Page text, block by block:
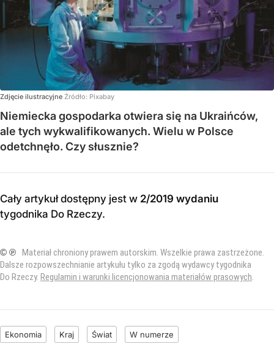
Zdjęcie ilustracyjne Źródło: Pixabay
Niemiecka gospodarka otwiera się na Ukraińców,
ale tych wykwalifikowanych. Wielu w Polsce
odetchnęło. Czy słusznie?
Cały artykuł dostępny jest w 2/2019 wydaniu
tygodnika Do Rzeczy.
© ℗ Materiał chroniony prawem autorskim. Wszelkie prawa zastrzeżone.
Dalsze rozpowszechnianie artykułu tylko za zgodą wydawcy tygodnika
Do Rzeczy. Regulamin i warunki licencjonowania materiałów prasowych
Ekonomia Kraj Świat W numerze